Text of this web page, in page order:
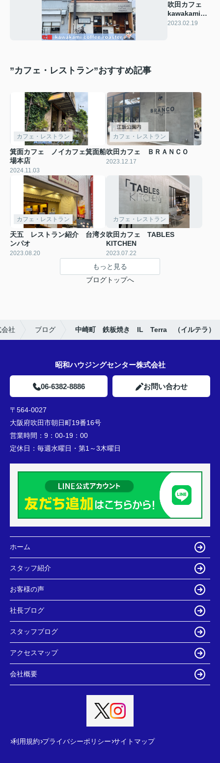
吹田カフェ
kawakami
coffee
2023.02.19
”カフェ・レストラン”おすすめ記事
カフェ・レストラン
箕面カフェ ノイカフェ箕面船
場本店
2024.11.03
カフェ・レストラン
吹田カフェ ＢＲＡＮＣＯ
2023.12.17
カフェ・レストラン
天五 レストラン紹介 台湾タ
ンパオ
2023.08.20
カフェ・レストラン
吹田カフェ TABLES
KITCHEN
2023.07.22
もっと見る
ブログトップへ
社 ブログ 中崎町 鉄板焼き IL Terra （イルテラ）
昭和ハウジングセンター株式会社
06-6382-8886 お問い合わせ
〒564-0027
大阪府吹田市朝日町19番16号
営業時間： 9：00-19：00
定休日： 毎週水曜日・第1～3木曜日
ホーム
スタッフ紹介
お客様の声
社長ブログ
スタッフブログ
アクセスマップ
会社概要
利用規約 プライバシーポリシー サイトマップ